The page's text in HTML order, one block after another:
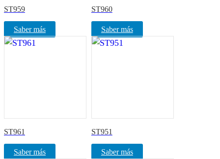
ST959
Saber más
ST960
Saber más
ST961
Saber más
ST951
Saber más